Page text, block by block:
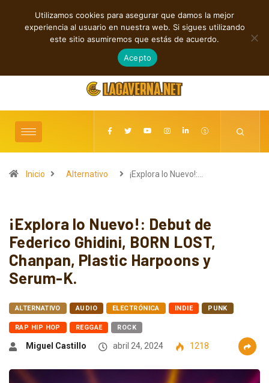
TENDENCIAS
Cuatro canciones independientes entre folk, rock y pop
agosto 8, 2026
Inicio Alternativo ¡Explora lo Nuevo!:…
¡Explora lo Nuevo!: Debut de
Federico Ghidini, BORN LOST,
Chanpan, Plastic Harpoons y
Serum-K.
ALTERNATIVO AUDIO ELECTRÓNICA INDIE PUNK
RAP HIP HOP REGGAE ROCK
Miguel Castillo abril 24, 2024 1218
Utilizamos cookies para asegurar que damos la mejor
experiencia al usuario en nuestra web. Si sigues utilizando
este sitio asumiremos que estás de acuerdo.
Acepto